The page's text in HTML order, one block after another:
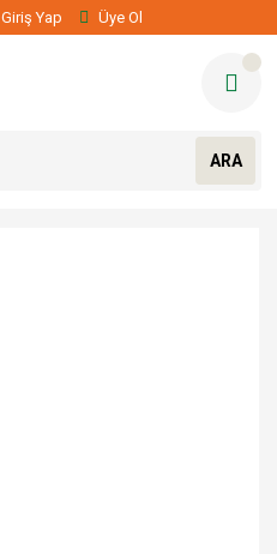
Giriş Yap Üye Ol
ARA